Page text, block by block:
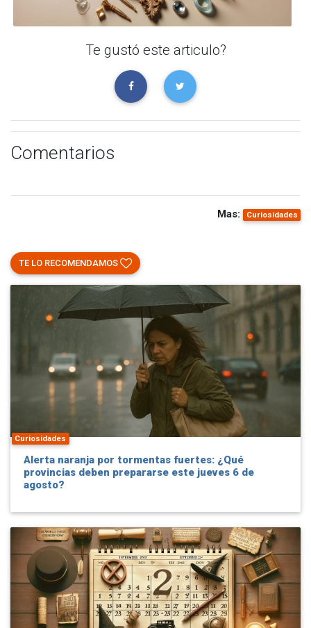
Te gustó este articulo?
Comentarios
Mas: Curiosidades
TE LO RECOMENDAMOS
Curiosidades
Alerta naranja por tormentas fuertes: ¿Qué
provincias deben prepararse este jueves 6 de
agosto?